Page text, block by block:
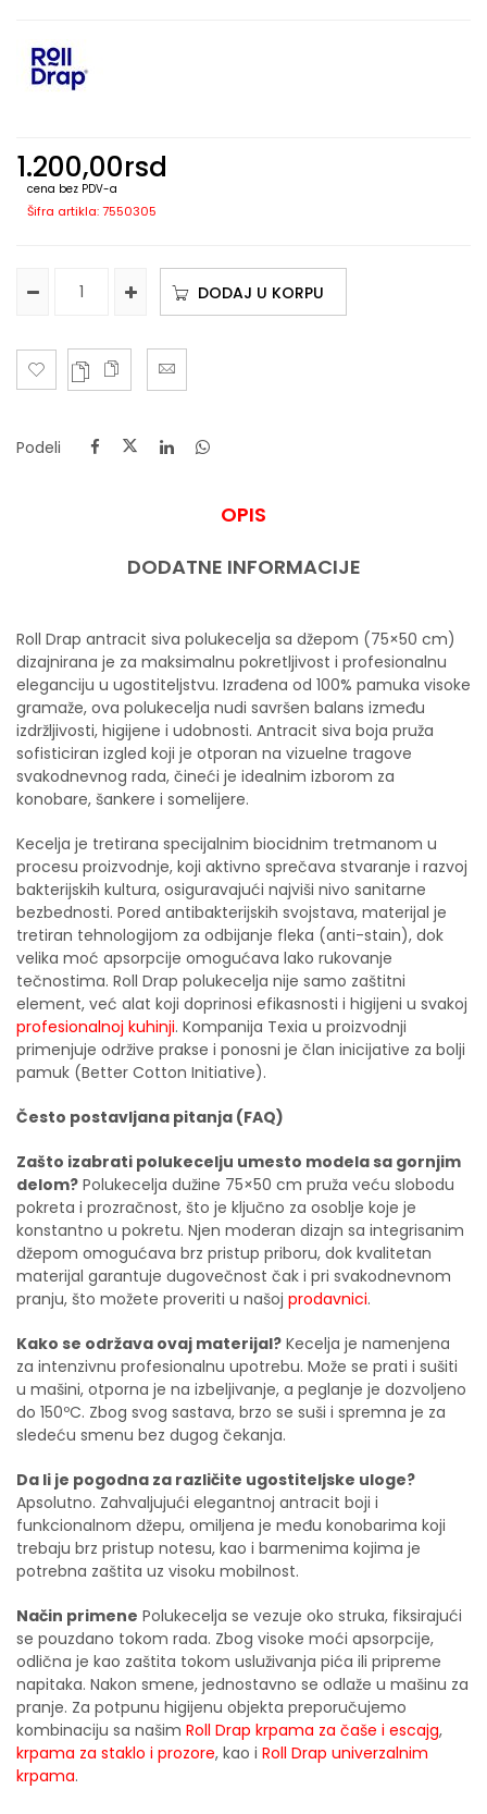
1.200,00rsd
cena bez PDV-a
Šifra artikla: 7550305
DODAJ U KORPU
Podeli
OPIS
DODATNE INFORMACIJE
Roll Drap antracit siva polukecelja sa džepom (75×50 cm)
dizajnirana je za maksimalnu pokretljivost i profesionalnu
eleganciju u ugostiteljstvu. Izrađena od 100% pamuka visoke
gramaže, ova polukecelja nudi savršen balans između
izdržljivosti, higijene i udobnosti. Antracit siva boja pruža
sofisticiran izgled koji je otporan na vizuelne tragove
svakodnevnog rada, čineći je idealnim izborom za
konobare, šankere i somelijere.
Kecelja je tretirana specijalnim biocidnim tretmanom u
procesu proizvodnje, koji aktivno sprečava stvaranje i razvoj
bakterijskih kultura, osiguravajući najviši nivo sanitarne
bezbednosti. Pored antibakterijskih svojstava, materijal je
tretiran tehnologijom za odbijanje fleka (anti-stain), dok
velika moć apsorpcije omogućava lako rukovanje
tečnostima. Roll Drap polukecelja nije samo zaštitni
element, već alat koji doprinosi efikasnosti i higijeni u svakoj
profesionalnoj kuhinji. Kompanija Texia u proizvodnji
primenjuje održive prakse i ponosni je član inicijative za bolji
pamuk (Better Cotton Initiative).
Često postavljana pitanja (FAQ)
Zašto izabrati polukecelju umesto modela sa gornjim
delom? Polukecelja dužine 75×50 cm pruža veću slobodu
pokreta i prozračnost, što je ključno za osoblje koje je
konstantno u pokretu. Njen moderan dizajn sa integrisanim
džepom omogućava brz pristup priboru, dok kvalitetan
materijal garantuje dugovečnost čak i pri svakodnevnom
pranju, što možete proveriti u našoj prodavnici.
Kako se održava ovaj materijal? Kecelja je namenjena
za intenzivnu profesionalnu upotrebu. Može se prati i sušiti
u mašini, otporna je na izbeljivanje, a peglanje je dozvoljeno
do 150ºC. Zbog svog sastava, brzo se suši i spremna je za
sledeću smenu bez dugog čekanja.
Da li je pogodna za različite ugostiteljske uloge?
Apsolutno. Zahvaljujući elegantnoj antracit boji i
funkcionalnom džepu, omiljena je među konobarima koji
trebaju brz pristup notesu, kao i barmenima kojima je
potrebna zaštita uz visoku mobilnost.
Način primene Polukecelja se vezuje oko struka, fiksirajući
se pouzdano tokom rada. Zbog visoke moći apsorpcije,
odlična je kao zaštita tokom usluživanja pića ili pripreme
napitaka. Nakon smene, jednostavno se odlaže u mašinu za
pranje. Za potpunu higijenu objekta preporučujemo
kombinaciju sa našim Roll Drap krpama za čaše i escajg,
krpama za staklo i prozore, kao i Roll Drap univerzalnim
krpama.